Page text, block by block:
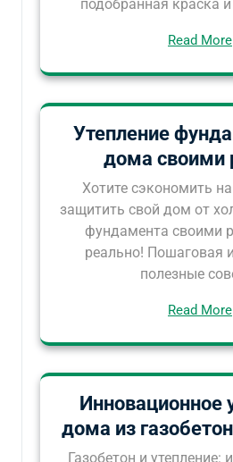
подобранная краска
Read More
Утепление
дома своими
Хотите сэкономить
защитить свой дом от
фундамента своими
реально! Пошаговая
полезные
Read More
Инновационное
дома из
Газобетон и утепление: